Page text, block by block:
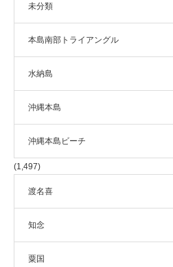
未分類
本島南部トライアングル
水納島
沖縄本島
沖縄本島ビーチ
(1,497)
渡名喜
知念
粟国